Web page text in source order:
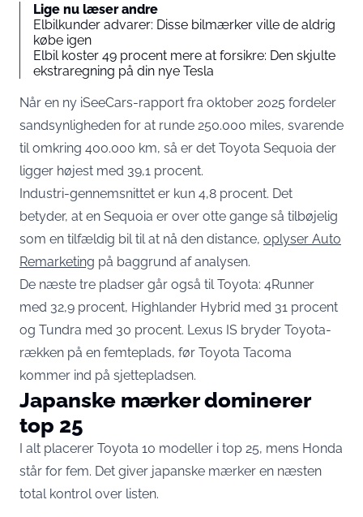
Lige nu læser andre
Elbilkunder advarer: Disse bilmærker ville de aldrig
købe igen
Elbil koster 49 procent mere at forsikre: Den skjulte
ekstraregning på din nye Tesla
Når en ny iSeeCars-rapport fra oktober 2025 fordeler
sandsynligheden for at runde 250.000 miles, svarende
til omkring 400.000 km, så er det Toyota Sequoia der
ligger højest med 39,1 procent.
Industri-gennemsnittet er kun 4,8 procent. Det
betyder, at en Sequoia er over otte gange så tilbøjelig
som en tilfældig bil til at nå den distance, oplyser Auto
Remarketing på baggrund af analysen.
De næste tre pladser går også til Toyota: 4Runner
med 32,9 procent, Highlander Hybrid med 31 procent
og Tundra med 30 procent. Lexus IS bryder Toyota-
rækken på en femteplads, før Toyota Tacoma
kommer ind på sjettepladsen.
Japanske mærker dominerer
top 25
I alt placerer Toyota 10 modeller i top 25, mens Honda
står for fem. Det giver japanske mærker en næsten
total kontrol over listen.